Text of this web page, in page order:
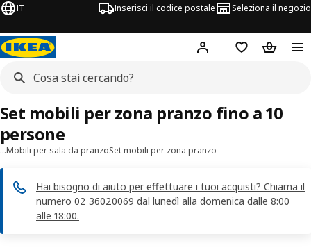
IT Inserisci il codice postale Seleziona il negozio
Hej! AccediLista deiCarrello
…Mobili per sala da pranzoSet mobili per zona pranzo
Hai bisogno di aiuto per effettuare i tuoi acquisti? Chiama il
numero 02 36020069 dal lunedì alla domenica dalle 8:00
alle 18:00.
Set mobili per zona pranzo fino a 10
persone